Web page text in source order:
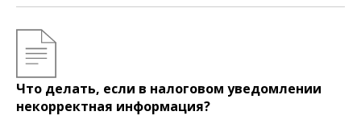
Что делать, если в налоговом уведомлении
некорректная информация?